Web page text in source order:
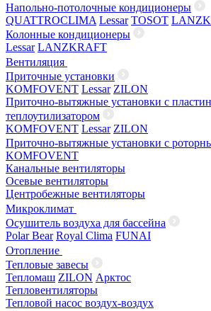
Напольно-потолочные кондиционеры
QUATTROCLIMA Lessar TOSOT
Колонные кондиционеры
Lessar LANZKRAFT
Вентиляция
Приточные установки
KOMFOVENT Lessar ZILON
Приточно-вытяжные установки с
теплоутилизатором
KOMFOVENT Lessar ZILON
Приточно-вытяжные установки с
KOMFOVENT
Канальные вентиляторы
Осевые вентиляторы
Центробежные вентиляторы
Микроклимат
Осушитель воздуха для бассейна
Polar Bear Royal Clima FUNAI
Отопление
Тепловые завесы
Тепломаш ZILON Арктос
Тепловентиляторы
Тепловой насос воздух-воздух